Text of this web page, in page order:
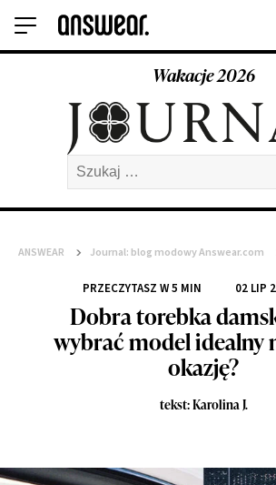
Wakacje 2026
Szukaj:
ANSWEAR > Journal: blog modowy Answear.com
PRZECZYTASZ W5 MIN 02 LIP
Dobra torebka
wybrać model idealny
okazję?
tekst: Karolina J.